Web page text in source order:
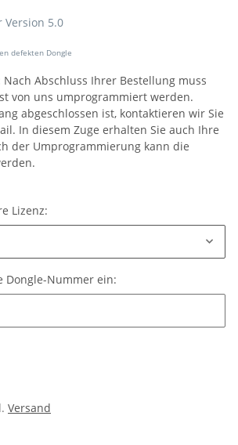
5.0
defekten Dongle
Nach Abschluss Ihrer Bestellung muss
von uns umprogrammiert werden.
abgeschlossen ist, kontaktieren wir Sie
In diesem Zuge erhalten Sie auch Ihre
der Umprogrammierung kann die
Lizenz:
Dongle-Nummer ein:
Versand